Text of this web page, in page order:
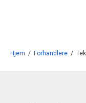
Hjem / Forhandlere /